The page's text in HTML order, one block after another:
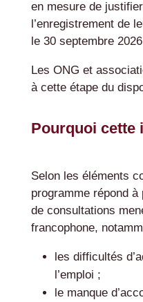
en mesure de
l’enregistrement de
le 30 septembre
Les ONG et
à cette étape du
Pourquoi cette
Selon les éléments
programme répond
de consultations
francophone,
les difficultés
l’emploi ;
le manque